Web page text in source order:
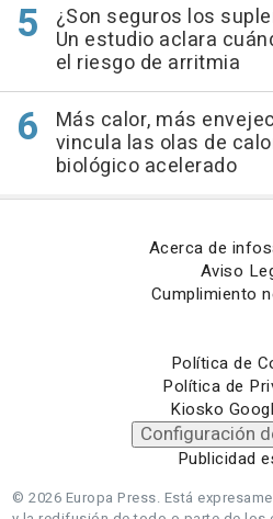
¿Son seguros los
Un estudio aclara
el riesgo de arritmia
Más calor, más
vincula las olas de
biológico acelerado
Acerca de
Aviso
Cumplimiento
Política de
Política de
Kiosko
Configuración
Publicidad
© 2026 Europa Press. Está